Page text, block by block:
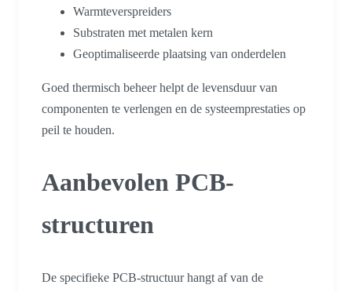
Warmteverspreiders
Substraten met metalen kern
Geoptimaliseerde plaatsing van onderdelen
Goed thermisch beheer helpt de levensduur van
componenten te verlengen en de systeemprestaties op
peil te houden.
Aanbevolen PCB-
structuren
De specifieke PCB-structuur hangt af van de